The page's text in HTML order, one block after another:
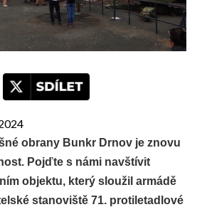
obrany Bunkr Drnov je znovu
Pojďte s námi navštívit
objektu, který sloužil armádě
stanoviště 71. protiletadlové